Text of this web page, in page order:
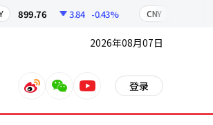
899.76 3.84 -0.43% CNY 210.96
2026年08月07日
weiboweixinyoutube 登录